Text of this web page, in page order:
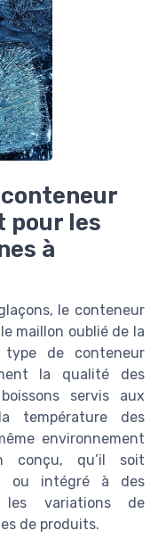
pour les
à
le conteneur
maillon oublié de la
de conteneur
la qualité des
servis aux
température des
environnement
conçu, qu’il soit
ou intégré à des
variations de
de produits.